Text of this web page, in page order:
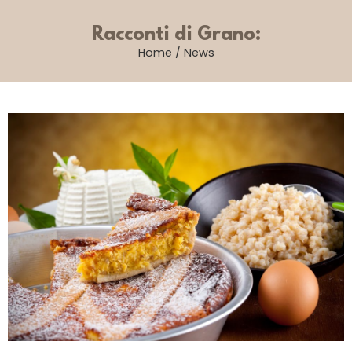
Racconti di Grano:
Home / News